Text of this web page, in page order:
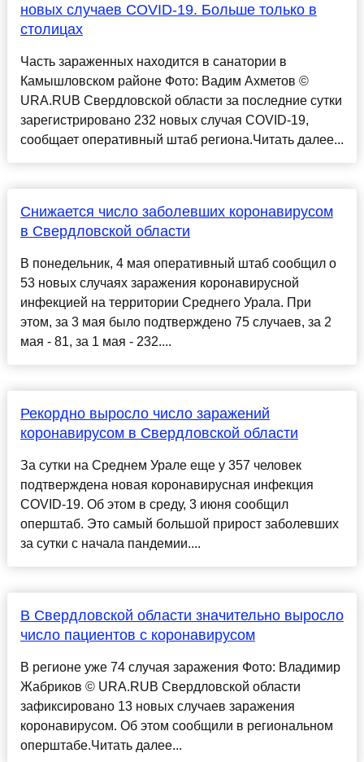
новых случаев COVID-19. Больше только в
столицах
Часть зараженных находится в санатории в
Камышловском районе Фото: Вадим Ахметов ©
URA.RUВ Свердловской области за последние сутки
зарегистрировано 232 новых случая COVID-19,
сообщает оперативный штаб региона.Читать далее...
Снижается число заболевших коронавирусом
в Свердловской области
В понедельник, 4 мая оперативный штаб сообщил о
53 новых случаях заражения коронавирусной
инфекцией на территории Среднего Урала. При
этом, за 3 мая было подтверждено 75 случаев, за 2
мая - 81, за 1 мая - 232....
Рекордно выросло число заражений
коронавирусом в Свердловской области
За сутки на Среднем Урале еще у 357 человек
подтверждена новая коронавирусная инфекция
COVID-19. Об этом в среду, 3 июня сообщил
оперштаб. Это самый большой прирост заболевших
за сутки с начала пандемии....
В Свердловской области значительно выросло
число пациентов с коронавирусом
В регионе уже 74 случая заражения Фото: Владимир
Жабриков © URA.RUВ Свердловской области
зафиксировано 13 новых случаев заражения
коронавирусом. Об этом сообщили в региональном
оперштабе.Читать далее...